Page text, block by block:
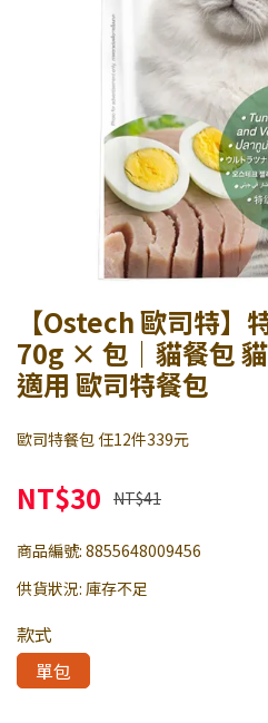
【Ostech 歐司特】
70g × 包｜貓餐包
適用 歐司特餐包
歐司特餐包 任12件339元
NT$30 NT$41
商品編號: 8855648009456
供貨狀況: 庫存不足
款式
單包